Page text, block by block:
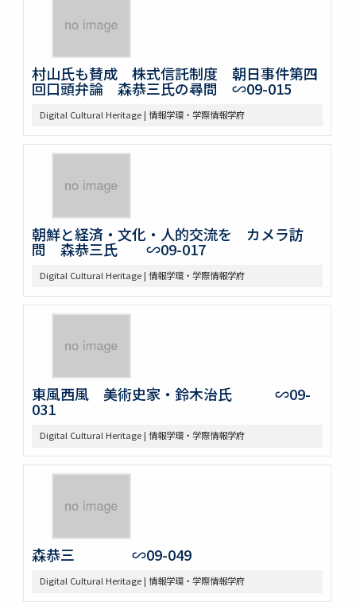
村山氏も賛成 株式信託制度 朝日事件第四
回口頭弁論 森恭三氏の尋問 ∽09-015
Digital Cultural Heritage | 情報学環・学際情報学府
朝鮮と経済・文化・人的交流を カメラ訪
問 森恭三氏 ∽09-017
Digital Cultural Heritage | 情報学環・学際情報学府
東風西風 美術史家・鈴木治氏 ∽09-
031
Digital Cultural Heritage | 情報学環・学際情報学府
森恭三 ∽09-049
Digital Cultural Heritage | 情報学環・学際情報学府